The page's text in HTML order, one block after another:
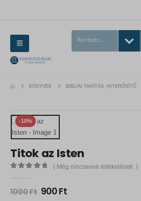
KÖNYVEK BIBLIAI TANÍTÁS, HITERŐSÍTŐ
-10%
Titok az Isten
( Még nincsenek értékelések. )
1000Ft O
900FtC